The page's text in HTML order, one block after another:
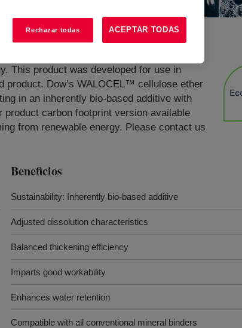
This product was developed for use in
product. Dow’s WALOCEL™ cellulose ether
in an inherently bio-based additive with
carbon footprint version available
from renewable energy. Please contact us
Beneficios
Sustainability: Inherently bio-based additive
Adjusted dissolution characteristics
Balanced thickening efficiency
Imparts good workability
Enhances water retention
Compatible with all conventional mineral binders
Rechazar todas ACEPTAR TODAS